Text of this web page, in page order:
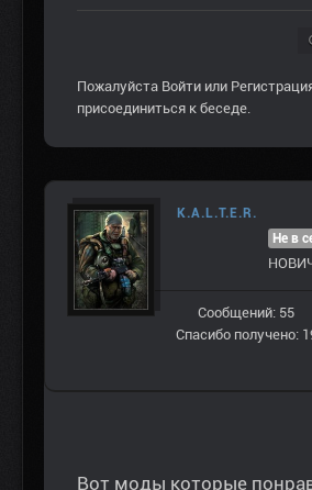
Пожалуйста Войти или
присоединиться к беседе.
K.A.L.T.E.R.
Не в
Сообщений: 55
Спасибо получено:
Вот моды которые